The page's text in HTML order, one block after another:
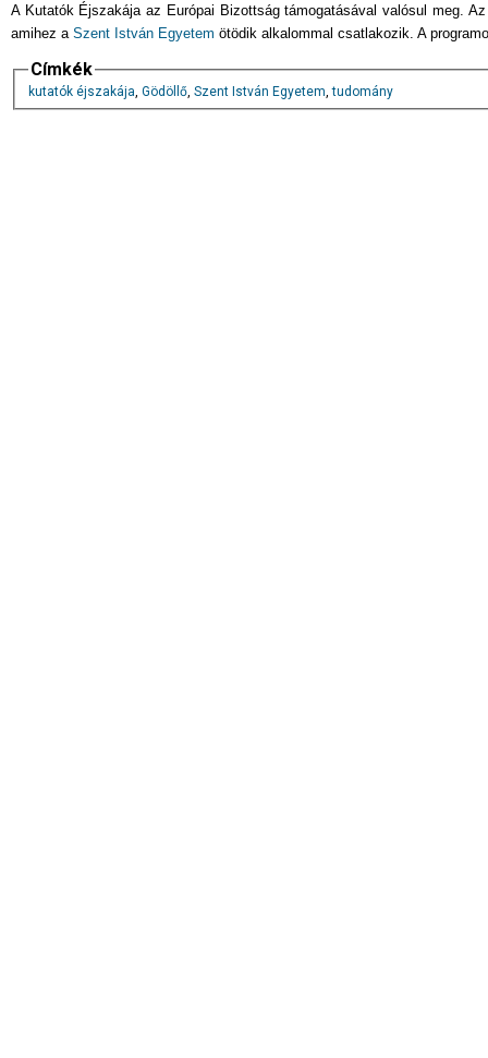
A Kutatók Éjszakája az Európai Bizottság támogatásával valósul meg.
amihez a Szent István Egyetem ötödik alkalommal csatlakozik. A
Címkék
kutatók éjszakája, Gödöllő, Szent István Egyetem,tudomány